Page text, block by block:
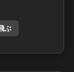
ぶ